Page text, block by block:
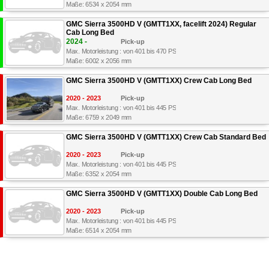
Maße: 6534 x 2054 mm
GMC Sierra 3500HD V (GMTT1XX, facelift 2024) Regular
Cab Long Bed
2024 -
Pick-up
Max. Motorleistung : von 401 bis 470 PS
Maße: 6002 x 2056 mm
GMC Sierra 3500HD V (GMTT1XX) Crew Cab Long Bed
2020 - 2023
Pick-up
Max. Motorleistung : von 401 bis 445 PS
Maße: 6759 x 2049 mm
GMC Sierra 3500HD V (GMTT1XX) Crew Cab Standard Bed
2020 - 2023
Pick-up
Max. Motorleistung : von 401 bis 445 PS
Maße: 6352 x 2054 mm
GMC Sierra 3500HD V (GMTT1XX) Double Cab Long Bed
2020 - 2023
Pick-up
Max. Motorleistung : von 401 bis 445 PS
Maße: 6514 x 2054 mm